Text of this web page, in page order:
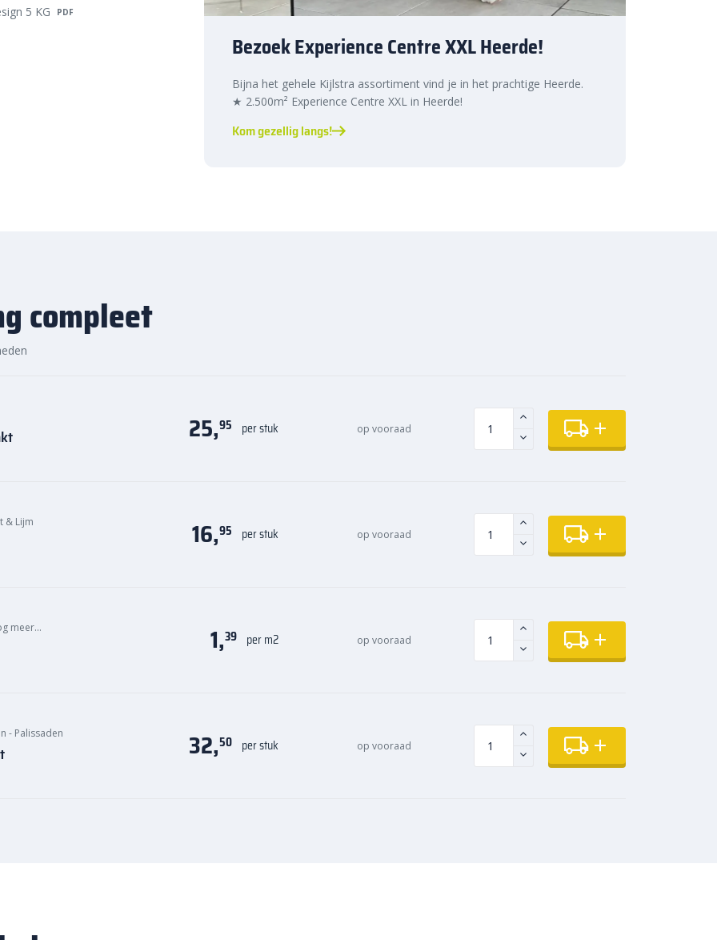
diep in de voegen aan en zorg
van de zuigkracht van
uit te voeren.
juiste manier bewaard in een
5 KG PDF
Bezoek Experience Centre XXL Heerde!
Bijna het gehele Kijlstra assortiment vind je in het prachtige Heerde.
★ 2.500m² Experience Centre XXL in Heerde!
Kom gezellig langs!
compleet
25,95 per stuk op vooraad
& Lijm 16,95 per stuk op vooraad
meer… 1,39 per m2 op vooraad
- Palissaden 32,50 per stuk op vooraad